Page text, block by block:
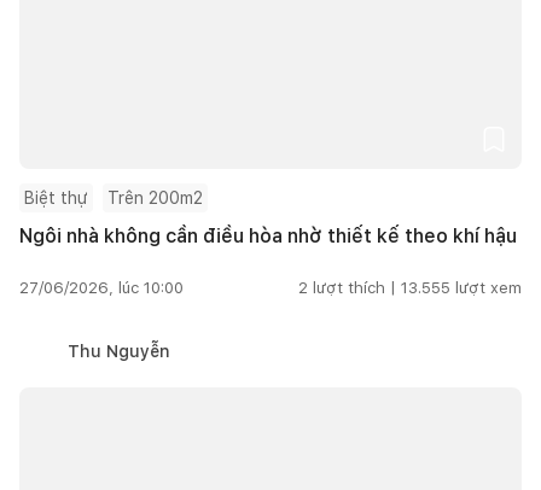
Biệt thự Trên 200m2
Ngôi nhà không cần điều hòa nhờ thiết kế theo khí hậu
27/06/2026, lúc 10:00 2 lượt thích | 13.555 lượt xem
Thu Nguyễn